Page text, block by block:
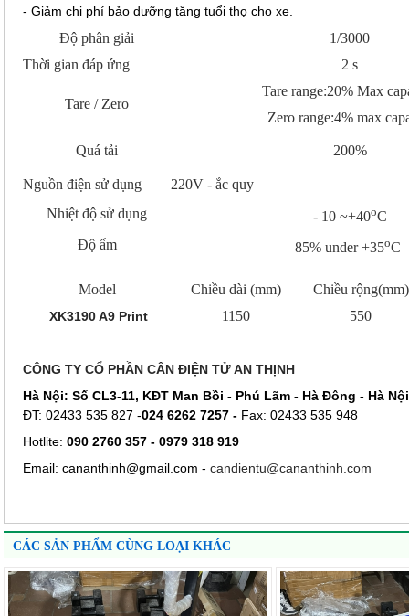
- Giảm chi phí bảo dưỡng tăng tuổi thọ cho xe.
Độ phân giải
1/3000
Thời gian đáp ứng
2 s
Tare / Zero
Tare range:20% Max
Zero range:4% max
Quá tải 200%
Nguồn điện sử dụng
220V - ắc quy
Nhiệt độ sử dụng
- 10 ~+40oC
Độ ẩm
85% under +35oC
Model Chiều dài (mm) Chiều rộng(mm)
XK3190 A9 Print 1150 550
CÔNG TY CỔ PHẦN CÂN ĐIỆN TỬ AN THỊNH
Hà Nội: Số CL3-11, KĐT Man Bồi - Phú Lãm - Hà Đông - Hà
ĐT: 02433 535 827 -024 6262 7257 - Fax: 02433 535 948
Hotlite: 090 2760 357 - 0979 318 919
Email: cananthinh@gmail.com - candientu@cananthinh.com
CÁC SẢN PHẨM CÙNG LOẠI KHÁC